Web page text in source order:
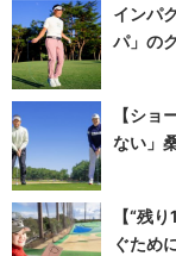
インパ
パ」の
【ショ
ない」
【“残
ぐため